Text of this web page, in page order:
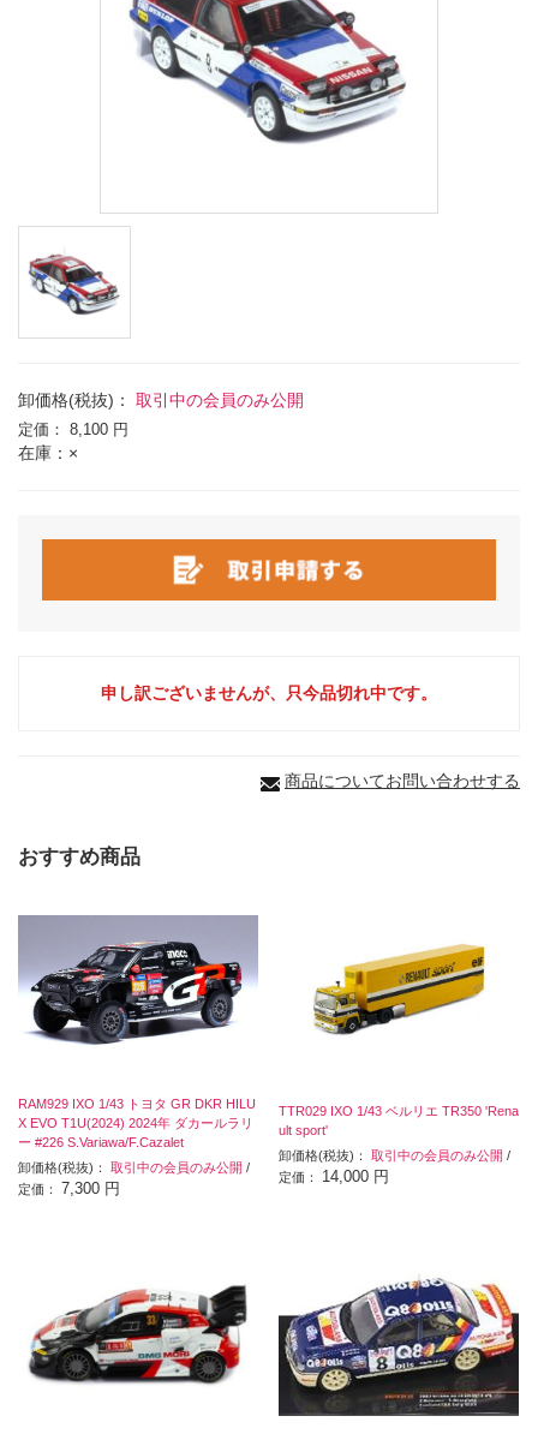
卸価格(税抜)： 取引中の会員のみ公開
定価： 8,100 円
在庫：×
申し訳ございませんが、只今品切れ中です。
商品についてお問い合わせする
おすすめ商品
RAM929 IXO 1/43 トヨタ GR DKR HILU
X EVO T1U(2024) 2024年 ダカールラリ
ー #226 S.Variawa/F.Cazalet
卸価格(税抜)： 取引中の会員のみ公開 /
定価： 7,300 円
TTR029 IXO 1/43 ベルリエ TR350 'Rena
ult sport'
卸価格(税抜)：取引中の会員のみ公開 /
定価： 14,000 円